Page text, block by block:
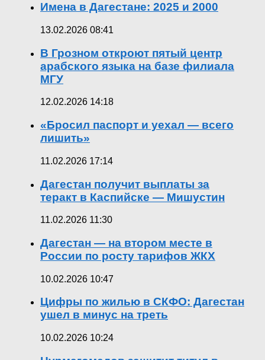
Имена в Дагестане: 2025 и 2000
13.02.2026 08:41
В Грозном откроют пятый центр
арабского языка на базе филиала
МГУ
12.02.2026 14:18
«Бросил паспорт и уехал — всего
лишить»
11.02.2026 17:14
Дагестан получит выплаты за
теракт в Каспийске — Мишустин
11.02.2026 11:30
Дагестан — на втором месте в
России по росту тарифов ЖКХ
10.02.2026 10:47
Цифры по жилью в СКФО: Дагестан
ушел в минус на треть
10.02.2026 10:24